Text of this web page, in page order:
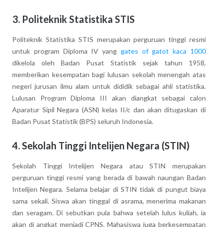
3. Politeknik Statistika STIS
Politeknik Statistika STIS merupakan perguruan tinggi resmi
untuk program Diploma IV yang gates of gatot kaca 1000
dikelola oleh Badan Pusat Statistik sejak tahun 1958,
memberikan kesempatan bagi lulusan sekolah menengah atas
negeri jurusan ilmu alam untuk dididik sebagai ahli statistika.
Lulusan Program Diploma III akan diangkat sebagai calon
Aparatur Sipil Negara (ASN) kelas II/c dan akan ditugaskan di
Badan Pusat Statistik (BPS) seluruh Indonesia.
4. Sekolah Tinggi Intelijen Negara (STIN)
Sekolah Tinggi Intelijen Negara atau STIN merupakan
perguruan tinggi resmi yang berada di bawah naungan Badan
Intelijen Negara. Selama belajar di STIN tidak di pungut biaya
sama sekali. Siswa akan tinggal di asrama, menerima makanan
dan seragam. Di sebutkan pula bahwa setelah lulus kuliah, ia
akan di angkat menjadi CPNS. Mahasiswa juga berkesempatan